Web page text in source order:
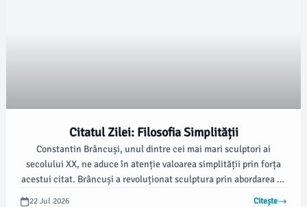
Citatul Zilei: Filosofia Simplității
Constantin Brâncuși, unul dintre cei mai mari sculptori ai
secolului XX, ne aduce în atenție valoarea simplității prin forța
acestui citat. Brâncuși a revoluționat sculptura prin abordarea sa
minimalistă, evitând detalii complexe în favoarea formelor pure și
22 Jul 2026 Citește